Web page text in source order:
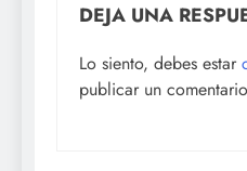
DEJA UNA
Lo siento, debes estar
publicar un